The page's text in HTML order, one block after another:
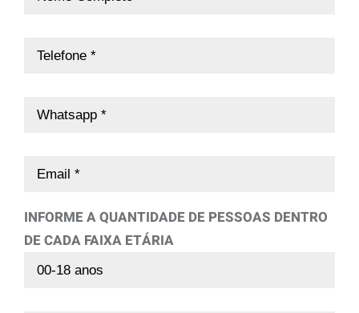
INFORME A QUANTIDADE DE PESSOAS DENTRO
DE CADA FAIXA ETÁRIA